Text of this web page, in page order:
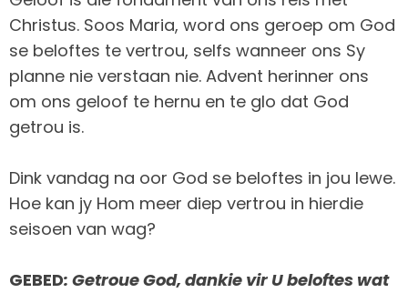
Christus. Soos Maria, word ons geroep om God
se beloftes te vertrou, selfs wanneer ons Sy
planne nie verstaan nie. Advent herinner ons
om ons geloof te hernu en te glo dat God
getrou is.
Dink vandag na oor God se beloftes in jou lewe.
Hoe kan jy Hom meer diep vertrou in hierdie
seisoen van wag?
GEBED: Getroue God, dankie vir U beloftes wat